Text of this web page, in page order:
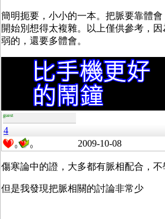
簡明扼要，小小的一本。把脈要靠體
開始別想得太複雜。以上僅供參考，
弱的，還要多體會。
guest
4
0 0 2009-10-08
傷寒論中的證，大多都有脈相配合，
但是我發現把脈相關的討論非常少